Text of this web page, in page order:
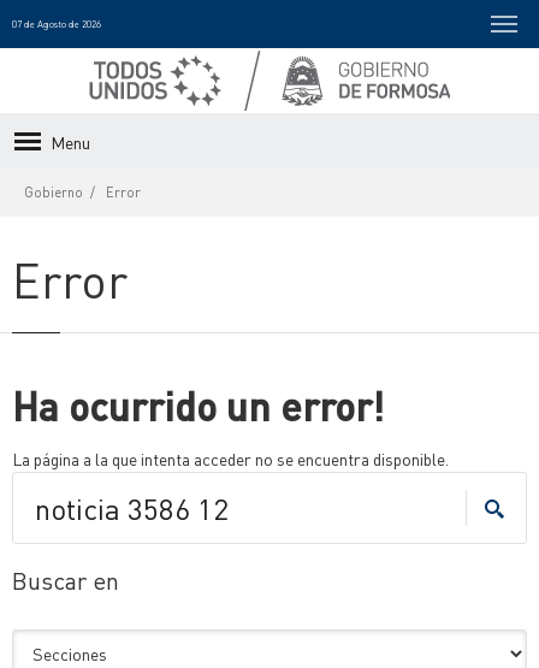
07 de Agosto de 2026
Menu
Gobierno Error
Error
Ha ocurrido un error!
La página a la que intenta acceder no se encuentra disponible.
Buscar en